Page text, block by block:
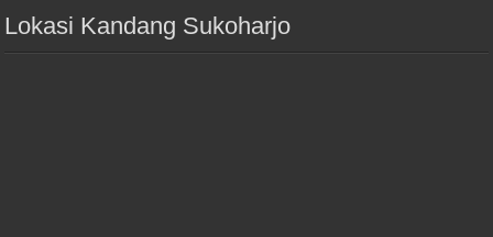
Lokasi Kandang Sukoharjo